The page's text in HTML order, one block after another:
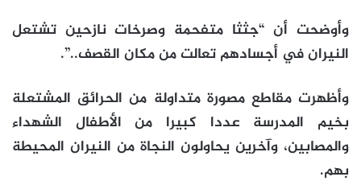
وأوضحت أن “جثثا متفحمة وصرخات نازحين تشتعل
النيران في أجسادهم تعالت من مكان القصف..”.
وأظهرت مقاطع مصورة متداولة من الحرائق المشتعلة
بخيم المدرسة عددا كبيرا من الأطفال الشهداء
والمصابين، وآخرين يحاولون النجاة من النيران المحيطة
بهم.